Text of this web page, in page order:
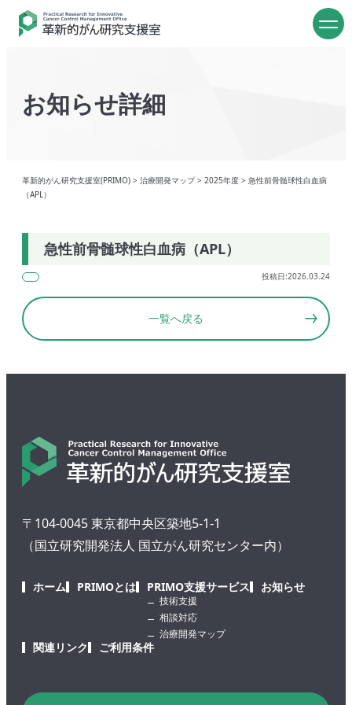
お知らせ詳細
革新的がん研究支援室(PRIMO) > 治療開発マップ> 2025年度 > 急性前骨髄球性白血病
（APL）
急性前骨髄球性白血病（APL）
投稿日:2026.03.24
一覧へ戻る
〒104-0045 東京都中央区築地5-1-1
（国立研究開発法人 国立がん研究センター内）
ホーム PRIMOとは PRIMO支援サービス
技術支援
相談対応
治療開発マップ
お知らせ
関連リンク ご利用条件